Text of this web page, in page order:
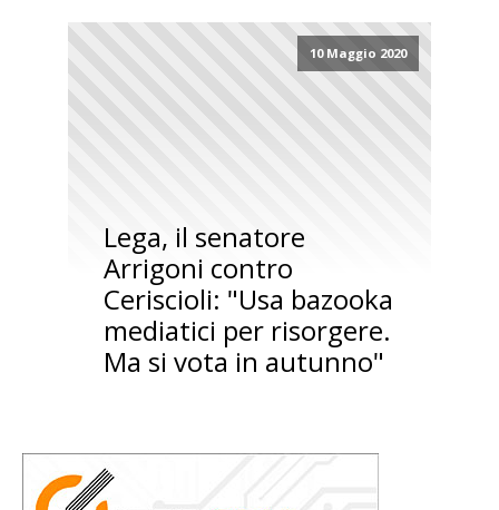
10 Maggio 2020
Lega, il senatore
Arrigoni contro
Ceriscioli: "Usa bazooka
mediatici per risorgere.
Ma si vota in autunno"